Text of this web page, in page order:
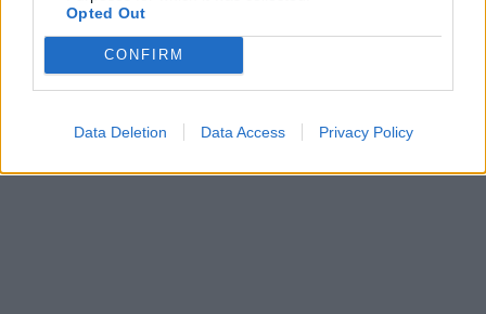
Opted Out
CONFIRM
Data Deletion Data Access Privacy Policy